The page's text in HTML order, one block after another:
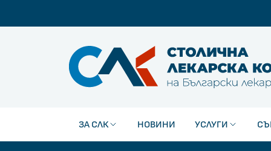
Столична лекарска колегия на Български
ЗА СЛК НОВИНИ УСЛУГИ